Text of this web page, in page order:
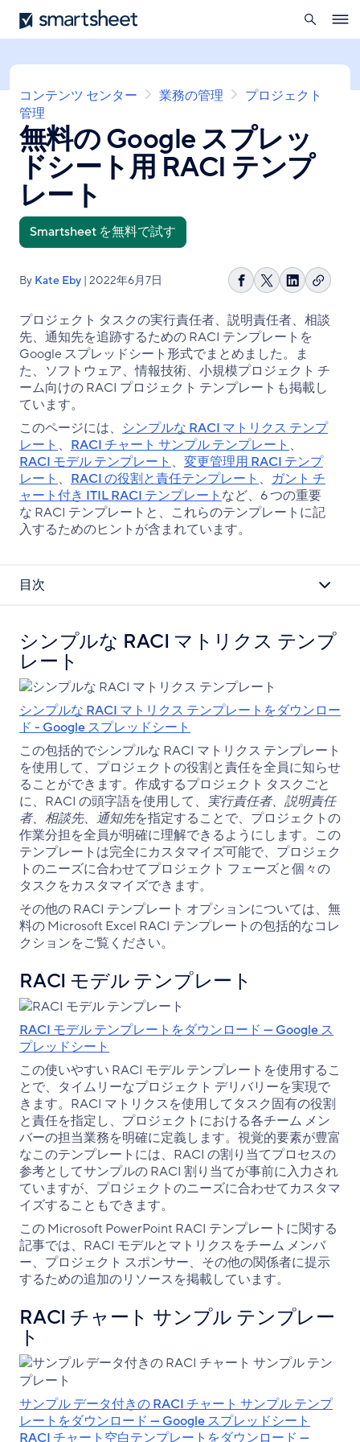
メ
イ
コ
テ
ン
ツ
に
Smartsheet
開
く
パ
ン
く
ず
コンテンツ センター 業務の管理
プロジェクト
管理
無料の Google スプレッ
ドシート用 RACI テンプ
レート
Smartsheet を無料で試す
By Kate Eby | 2022年6月7日
Facebook
シ
ェ
ア
Share
X
LinkedIn
シ
ェ
ア
リ
ク
ピ
ー
プロジェクト タスクの実行責任者、説明責任者、相談
先、通知先を追跡するための RACI テンプレートを
Google スプレッドシート形式でまとめました。ま
た、ソフトウェア、情報技術、小規模プロジェクト チ
ーム向けの RACI プロジェクト テンプレートも掲載し
ています。
このページには、 シンプルな RACI マトリクス テンプ
レート 、 RACI チャート サンプル テンプレート 、
RACI モデル テンプレート 、 変更管理用 RACI テンプ
レート 、 RACI の役割と責任テンプレート 、 ガント チ
ャート付き ITIL RACI テンプレート など、6 つの重要
な RACI テンプレートと、これらのテンプレートに記
入するためのヒントが含まれています。
目次
シンプルな RACI マトリクス テンプ
レート
シンプルな RACI マトリクス テンプレートをダウンロー
ド - Google スプレッドシート
この包括的でシンプルな RACI マトリクス テンプレート
を使用して、プロジェクトの役割と責任を全員に知らせ
ることができます。作成するプロジェクト タスクごと
に、RACI の頭字語を使用して、 実行責任者、説明責任
者、相談先、通知先を指定することで、プロジェクトの
作業分担を全員が明確に理解できるようにします。この
テンプレートは完全にカスタマイズ可能で、プロジェク
トのニーズに合わせてプロジェクト フェーズと個々の
タスクをカスタマイズできます。
その他の RACI テンプレート オプションについては、無
料の Microsoft Excel RACI テンプレートの包括的なコレ
クションをご覧ください。
RACI モデル テンプレート
RACI モデル テンプレートをダウンロード — Google ス
プレッドシート
この使いやすい RACI モデル テンプレートを使用するこ
とで、タイムリーなプロジェクト デリバリーを実現で
きます。RACI マトリクスを使用してタスク固有の役割
と責任を指定し、プロジェクトにおける各チーム メン
バーの担当業務を明確に定義します。視覚的要素が豊富
なこのテンプレートには、RACI の割り当てプロセスの
参考としてサンプルの RACI 割り当てが事前に入力され
ていますが、プロジェクトのニーズに合わせてカスタマ
イズすることもできます。
この Microsoft PowerPoint RACI テンプレートに関する
記事では、RACI モデルとマトリクスをチーム メンバ
ー、プロジェクト スポンサー、その他の関係者に提示
するための追加のリソースを掲載しています。
RACI チャート サンプル テンプレー
ト
サンプル データ付きの RACI チャート サンプル テンプ
レートをダウンロード — Google スプレッドシート
RACI チャート空白テンプレートをダウンロード —